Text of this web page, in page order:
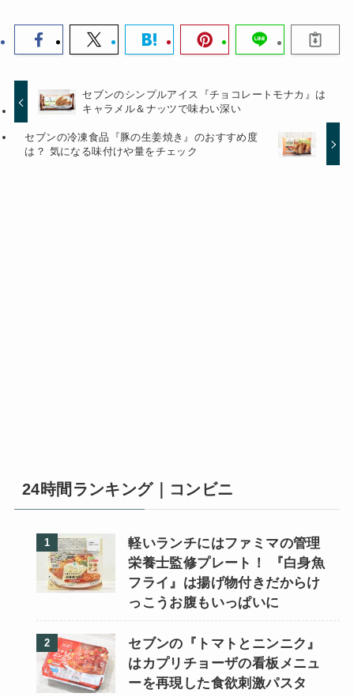
セブンのシンプルアイス『チョコレートモナカ』は
キャラメル＆ナッツで味わい深い
セブンの冷凍食品『豚の生姜焼き』のおすすめ度
は？ 気になる味付けや量をチェック
24時間ランキング｜コンビニ
軽いランチにはファミマの管理
栄養士監修プレート！ 『白身魚
フライ』は揚げ物付きだからけ
っこうお腹もいっぱいに
セブンの『トマトとニンニク』
はカプリチョーザの看板メニュ
ーを再現した食欲刺激パスタ